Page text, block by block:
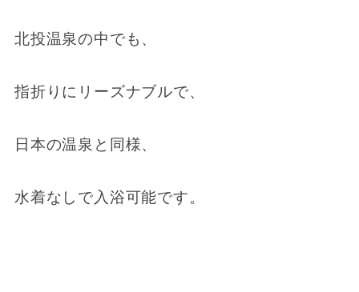
北投温泉の中でも、
指折りにリーズナブルで、
日本の温泉と同様、
水着なしで入浴可能です。